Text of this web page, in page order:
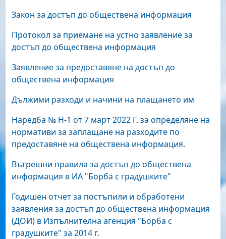
Закон за достъп до обществена информация
Протокол за приемане на устно заявление за
достъп до обществена информация
Заявление за предоставяне на достъп до
обществена информация
Дължими разходи и начини на плащането им
Наредба № Н-1 от 7 март 2022 Г. за определяне на
нормативи за заплащане на разходите по
предоставяне на обществена информация.
Вътрешни правила за достъп до обществена
информация в ИА "Борба с градушките"
Годишен отчет за постъпили и обработени
заявления за достъп до обществена информация
(ДОИ) в Изпълнителна агенция "Борба с
градушките" за 2014 г.